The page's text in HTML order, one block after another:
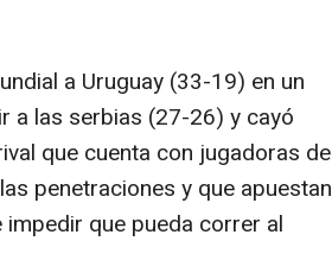
a Uruguay (33-19) en un
a las serbias (27-26) y cayó
que cuenta con jugadoras de
penetraciones y que apuestan
que pueda correr al